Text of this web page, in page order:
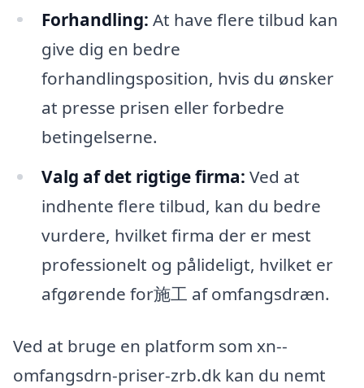
Forhandling: At have flere tilbud kan
give dig en bedre
forhandlingsposition, hvis du ønsker
at presse prisen eller forbedre
betingelserne.
Valg af det rigtige firma: Ved at
indhente flere tilbud, kan du bedre
vurdere, hvilket firma der er mest
professionelt og pålideligt, hvilket er
afgørende for施工 af omfangsdræn.
Ved at bruge en platform som xn--
omfangsdrn-priser-zrb.dk kan du nemt